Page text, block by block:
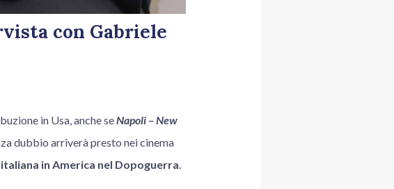
con Gabriele
in Usa, anche seNapoli – New
dubbio arriverà presto nei cinema
in America nel Dopoguerra.